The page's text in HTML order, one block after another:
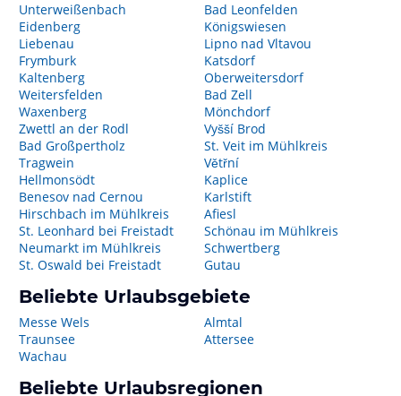
Unterweißenbach
Eidenberg
Liebenau
Frymburk
Kaltenberg
Weitersfelden
Waxenberg
Zwettl an der Rodl
Bad Großpertholz
Tragwein
Hellmonsödt
Benesov nad Cernou
Hirschbach im Mühlkreis
St. Leonhard bei Freistadt
Neumarkt im Mühlkreis
St. Oswald bei Freistadt
Bad Leonfelden
Königswiesen
Lipno nad Vltavou
Katsdorf
Oberweitersdorf
Bad Zell
Mönchdorf
Vyšší Brod
St. Veit im Mühlkreis
Větřní
Kaplice
Karlstift
Afiesl
Schönau im Mühlkreis
Schwertberg
Gutau
Beliebte Urlaubsgebiete
Messe Wels
Traunsee
Wachau
Almtal
Attersee
Beliebte Urlaubsregionen